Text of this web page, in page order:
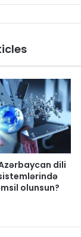
dili
olunsun?